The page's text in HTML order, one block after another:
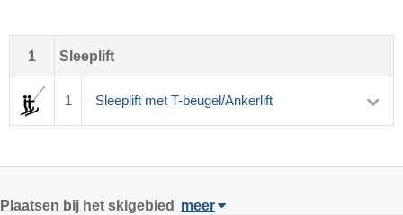
1 Sleeplift
1 Sleeplift met T-beugel/Ankerlift
Plaatsen bij het skigebied meer